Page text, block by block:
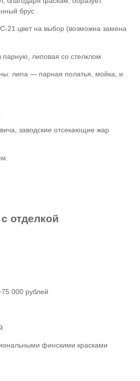
брус .
21 цвет на выбор (возможна замена
липовая со стелклом.
липа — парная полатья, мойка, и
заводские отсекающие жар
отделкой
000 рублей
финскими красками